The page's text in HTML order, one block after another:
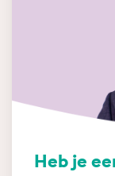
Heb je